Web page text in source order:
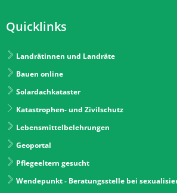
Quicklinks
Landrätinnen und Landräte
Bauen online
Solardachkataster
Katastrophen- und Zivilschutz
Lebensmittelbelehrungen
Geoportal
Pflegeeltern gesucht
Wendepunkt - Beratungsstelle bei